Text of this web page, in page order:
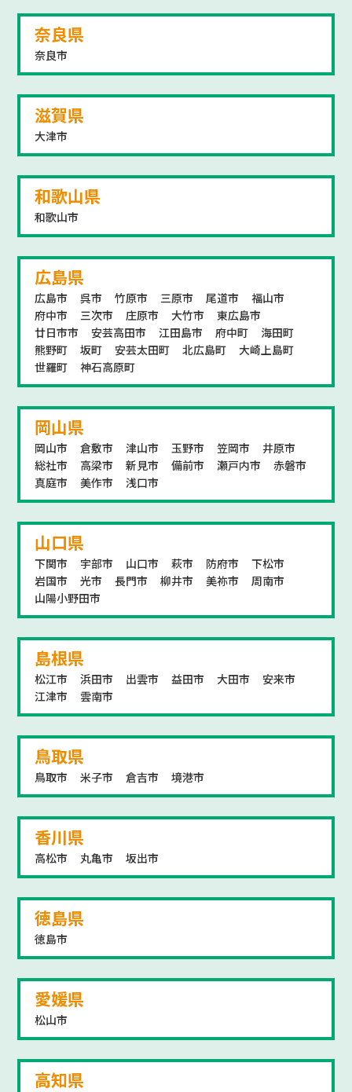
奈良県
奈良市
滋賀県
大津市
和歌山県
和歌山市
広島県
広島市 呉市 竹原市 三原市 尾道市
福山市
府中市
三次市 庄原市 大竹市
東広島市
廿日市市
安芸高田市 江田島市 府中町
海田町
熊野町
坂町 安芸太田町 北広島町
大崎上島町
世羅町
神石高原町
岡山県
岡山市 倉敷市 津山市 玉野市 笠岡市
井原市
総社市
高梁市 新見市 備前市 瀬戸内市
赤磐市
真庭市
美作市 浅口市
山口県
下関市 宇部市 山口市 萩市 防府市
下松市
岩国市
光市 長門市 柳井市 美祢市
周南市
山陽小野田市
島根県
松江市 浜田市 出雲市 益田市 大田市
安来市
江津市
雲南市
鳥取県
鳥取市 米子市 倉吉市 境港市
香川県
高松市 丸亀市 坂出市
徳島県
徳島市
愛媛県
松山市
高知県